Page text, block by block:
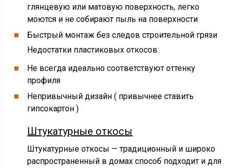
глянцевую или матовую поверхность, легко
моются и не собирают пыль на поверхности
Быстрый монтаж без следов строительной грязи
Недостатки пластиковых откосов:
Не всегда идеально соответствуют оттенку
профиля
Непривычный дизайн ( привычнее ставить
гипсокартон )
Штукатурные откосы
Штукатурные откосы — традиционный и широко
распространенный в домах способ подходит и для